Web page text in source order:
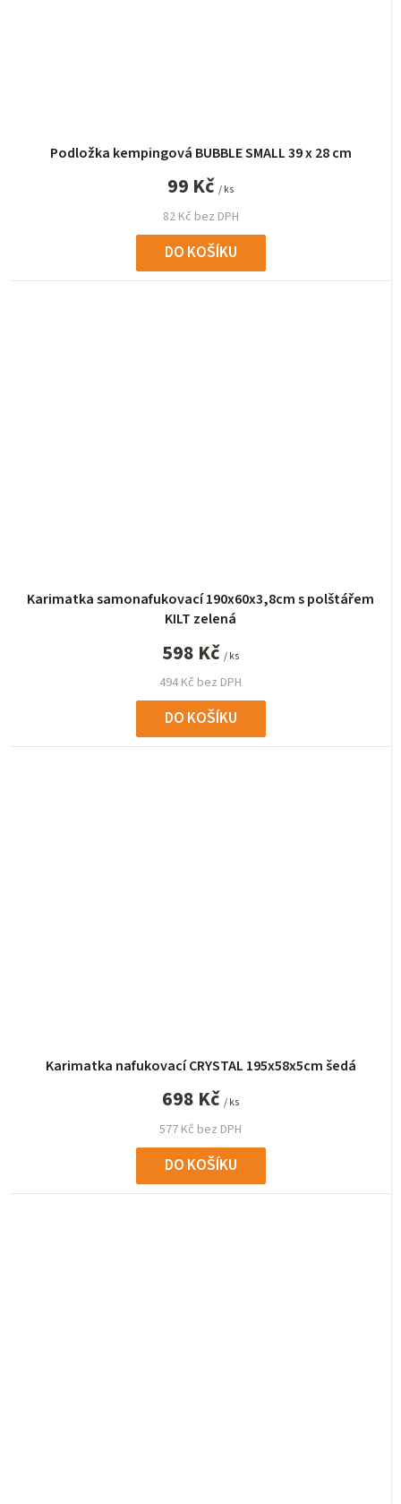
Podložka kempingová BUBBLE SMALL 39 x 28 cm
82 Kč bez DPH
99 Kč / ks
DO KOŠÍKU
Karimatka samonafukovací 190x60x3,8cm s polštářem
KILT zelená
494 Kč bez DPH
598 Kč / ks
DO KOŠÍKU
Karimatka nafukovací CRYSTAL 195x58x5cm šedá
577 Kč bez DPH
698 Kč / ks
DO KOŠÍKU